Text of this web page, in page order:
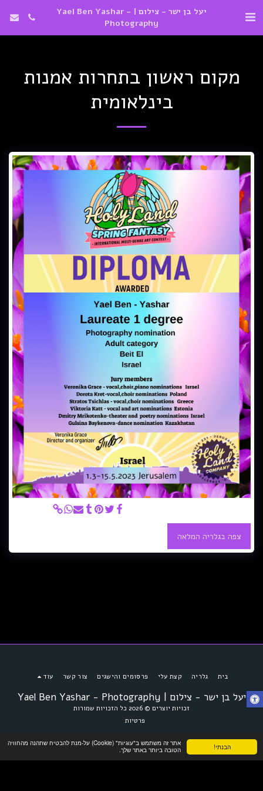
הבנתי!
אתר זה משתמש ב"עוגיות" (Cookie) על-מנת להבטיח שתהנה מהחוויה
הטובה ביותר באתר שלך.
יעל בן ישר - צילום | Yael Ben Yashar -
Photography
מקום ראשון בתחרות אמנות
בינלאומית
צפה בגלריה המלאה
יעל בן ישר - צילום | Yael Ben Yashar - Photography
זכויות יוצרים © 2026 כל הזכויות שמורות
פרטיות
בית גלריה קצת עלי פרסומים והישגים צור קשר עוד